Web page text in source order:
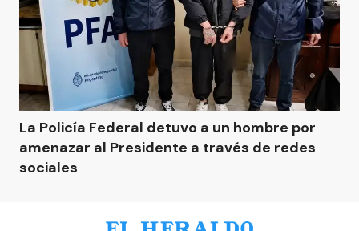
La Policía Federal detuvo a un hombre por
amenazar al Presidente a través de redes
sociales